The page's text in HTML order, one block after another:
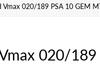
Vmax 020/189 PSA 10 GEM
020/